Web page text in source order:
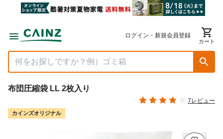
ログイン・新規会員登録
カート
布団圧縮袋 LL 2枚入り
7レビュー
カインズオリジナル